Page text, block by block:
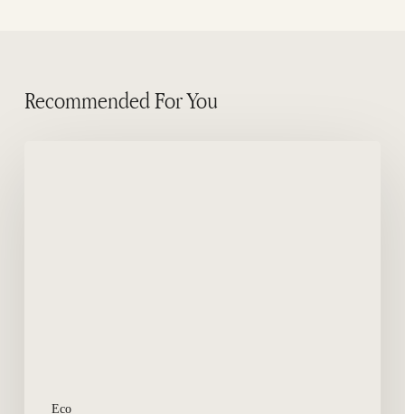
Recommended For You
Eco